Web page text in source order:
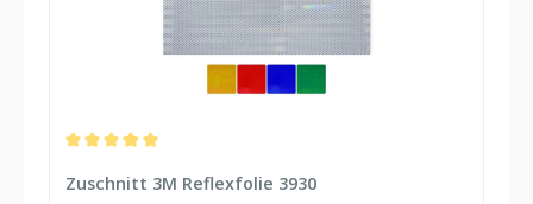
Zuschnitt 3M Reflexfolie 3930